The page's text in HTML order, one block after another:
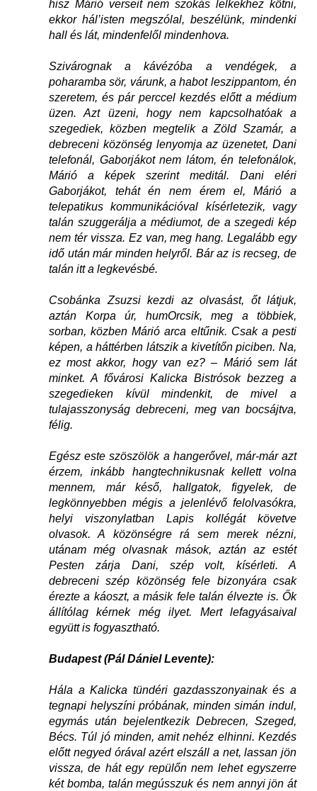
hisz Márió verseit nem szokás lelkekhez kötni,
ekkor hál’isten megszólal, beszélünk, mindenki
hall és lát, mindenfelől mindenhova.
Szivárognak a kávézóba a vendégek, a
poharamba sör, várunk, a habot leszippantom, én
szeretem, és pár perccel kezdés előtt a médium
üzen. Azt üzeni, hogy nem kapcsolhatóak a
szegediek, közben megtelik a Zöld Szamár, a
debreceni közönség lenyomja az üzenetet, Dani
telefonál, Gaborjákot nem látom, én telefonálok,
Márió a képek szerint meditál. Dani eléri
Gaborjákot, tehát én nem érem el, Márió a
telepatikus kommunikációval kísérletezik, vagy
talán szuggerálja a médiumot, de a szegedi kép
nem tér vissza. Ez van, meg hang. Legalább egy
idő után már minden helyről. Bár az is recseg, de
talán itt a legkevésbé.
Csobánka Zsuzsi kezdi az olvasást, őt látjuk,
aztán Korpa úr, humOrcsik, meg a többiek,
sorban, közben Márió arca eltűnik. Csak a pesti
képen, a háttérben látszik a kivetítőn piciben. Na,
ez most akkor, hogy van ez? – Márió sem lát
minket. A fővárosi Kalicka Bistrósok bezzeg a
szegedieken kívül mindenkit, de mivel a
tulajasszonyság debreceni, meg van bocsájtva,
félig.
Egész este szöszölök a hangerővel, már-már azt
érzem, inkább hangtechnikusnak kellett volna
mennem, már késő, hallgatok, figyelek, de
legkönnyebben mégis a jelenlévő felolvasókra,
helyi viszonylatban Lapis kollégát követve
olvasok. A közönségre rá sem merek nézni,
utánam még olvasnak mások, aztán az estét
Pesten zárja Dani, szép volt, kísérleti. A
debreceni szép közönség fele bizonyára csak
érezte a káoszt, a másik fele talán élvezte is. Ők
állítólag kérnek még ilyet. Mert lefagyásaival
együtt is fogyasztható.
Budapest (Pál Dániel Levente):
Hála a Kalicka tündéri gazdasszonyainak és a
tegnapi helyszíni próbának, minden simán indul,
egymás után bejelentkezik Debrecen, Szeged,
Bécs. Túl jó minden, amit nehéz elhinni. Kezdés
előtt negyed órával azért elszáll a net, lassan jön
vissza, de hát egy repülőn nem lehet egyszerre
két bomba, talán megússzuk és nem annyi jön át